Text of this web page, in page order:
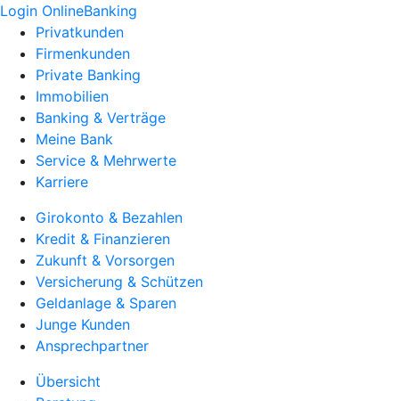
Login OnlineBanking
Privatkunden
Firmenkunden
Private Banking
Immobilien
Banking & Verträge
Meine Bank
Service & Mehrwerte
Karriere
Girokonto & Bezahlen
Kredit & Finanzieren
Zukunft & Vorsorgen
Versicherung & Schützen
Geldanlage & Sparen
Junge Kunden
Ansprechpartner
Übersicht